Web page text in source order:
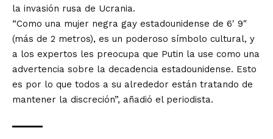
la invasión rusa de Ucrania.
“Como una mujer negra gay estadounidense de 6′ 9″
(más de 2 metros), es un poderoso símbolo cultural, y
a los expertos les preocupa que Putin la use como una
advertencia sobre la decadencia estadounidense. Esto
es por lo que todos a su alrededor están tratando de
mantener la discreción”, añadió el periodista.